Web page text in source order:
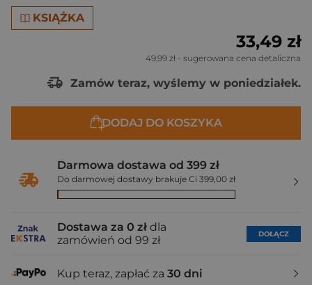
KSIĄŻKA
33,49 zł
49,99 zł - sugerowana cena detaliczna
Zamów teraz, wyślemy w poniedziałek.
DODAJ DO KOSZYKA
Darmowa dostawa od 399 zł
Do darmowej dostawy brakuje Ci 399,00 zł
Dostawa za 0 zł dla
zamówień od 99 zł
DOŁĄCZ
Kup teraz, zapłać za 30 dni